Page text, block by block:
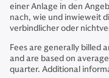
einer Anlage in den
nach, wie und inwieweit
verbindlicher oder
Fees are generally billed
and are based on
quarter. Additional